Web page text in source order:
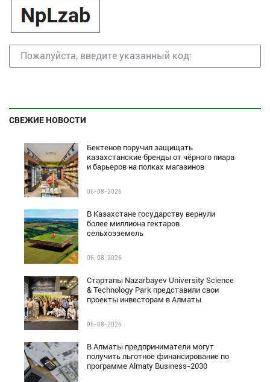
СВЕЖИЕ НОВОСТИ
Бектенов поручил защищать
казахстанские бренды от чёрного пиара
и барьеров на полках магазинов
06-08-2026
В Казахстане государству вернули
более миллиона гектаров
сельхозземель
06-08-2026
Стартапы Nazarbayev University Science
& Technology Park представили свои
проекты инвесторам в Алматы
06-08-2026
В Алматы предприниматели могут
получить льготное финансирование по
программе Almaty Business-2030